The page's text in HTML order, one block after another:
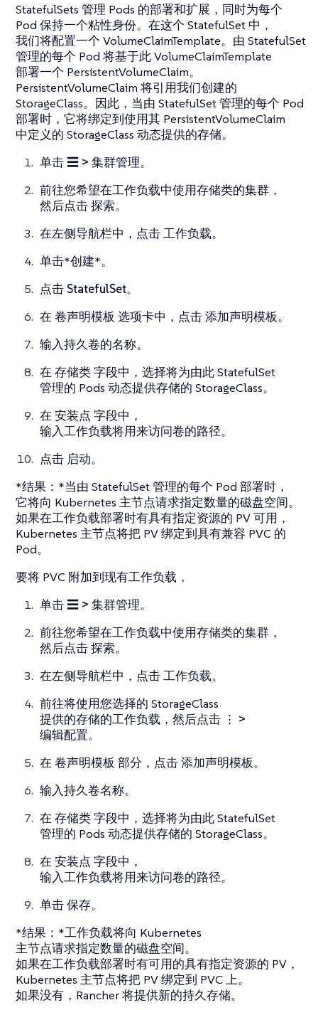
StatefulSets 管理 Pods 的部署和扩展，同时为每个
Pod 保持一个粘性身份。在这个 StatefulSet 中，
我们将配置一个 VolumeClaimTemplate。由 StatefulSet
管理的每个 Pod 将基于此 VolumeClaimTemplate
部署一个 PersistentVolumeClaim。
PersistentVolumeClaim 将引用我们创建的
StorageClass。因此，当由 StatefulSet 管理的每个 Pod
部署时，它将绑定到使用其 PersistentVolumeClaim
中定义的 StorageClass 动态提供的存储。
单击 ☰ > 集群管理。
前往您希望在工作负载中使用存储类的集群，
然后点击探索。
在左侧导航栏中，点击工作负载。
单击*创建*。
点击 StatefulSet。
在 卷声明模板 选项卡中，点击添加声明模板。
输入持久卷的名称。
在 存储类字段中，选择将为由此 StatefulSet
管理的 Pods 动态提供存储的 StorageClass。
在 安装点 字段中，
输入工作负载将用来访问卷的路径。
点击 启动。
*结果：*当由 StatefulSet 管理的每个 Pod 部署时，
它将向 Kubernetes 主节点请求指定数量的磁盘空间。
如果在工作负载部署时有具有指定资源的 PV 可用，
Kubernetes 主节点将把 PV 绑定到具有兼容 PVC 的
Pod。
要将 PVC 附加到现有工作负载，
单击 ☰ > 集群管理。
前往您希望在工作负载中使用存储类的集群，
然后点击探索。
在左侧导航栏中，点击工作负载。
前往将使用您选择的 StorageClass
提供的存储的工作负载，然后点击 ⋮ >
编辑配置。
在 卷声明模板 部分，点击添加声明模板。
输入持久卷名称。
在 存储类字段中，选择将为由此 StatefulSet
管理的 Pods 动态提供存储的 StorageClass。
在 安装点 字段中，
输入工作负载将用来访问卷的路径。
单击保存。
*结果：*工作负载将向 Kubernetes
主节点请求指定数量的磁盘空间。
如果在工作负载部署时有可用的具有指定资源的 PV，
Kubernetes 主节点将把 PV 绑定到 PVC 上。
如果没有，Rancher 将提供新的持久存储。